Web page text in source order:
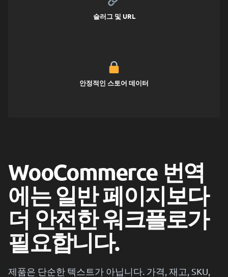
슬러그 및 URL
안정적인 스토어 데이터
WooCommerce 번역
에는 일반 페이지보다
더 안전한 워크플로가
필요합니다.
제품은 단순한 텍스트가 아닙니다. 가격, 재고, SKU,